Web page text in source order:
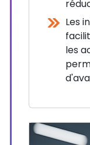
Les
les